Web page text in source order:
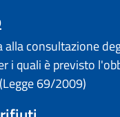
alla consultazione
i quali è previsto
69/2009)